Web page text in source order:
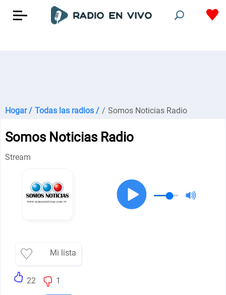
Hogar / Todas las radios / / Somos Noticias Radio
Somos Noticias Radio
Stream
Mi lista
22 1